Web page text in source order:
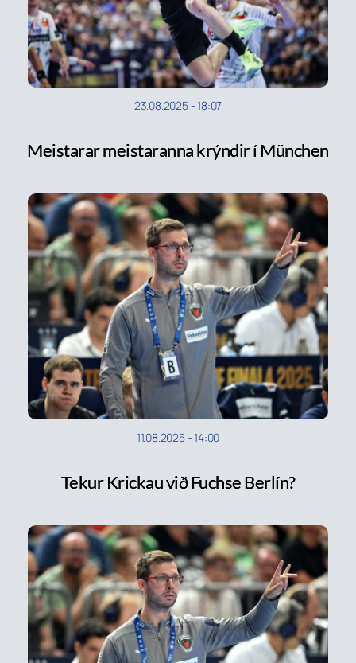
23.08.2025-18:07
Meistarar meistaranna krýndir í München
11.08.2025-14:00
Tekur Krickau við Fuchse Berlín?